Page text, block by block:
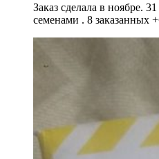
Заказ сделала в ноябре.
семенами . 8 заказанных